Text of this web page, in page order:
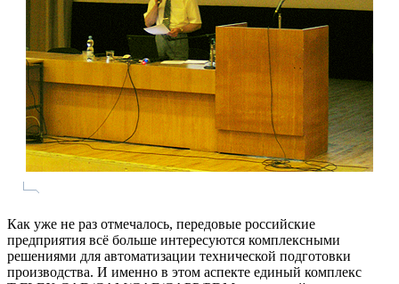
Как уже не раз отмечалось, передовые российские
предприятия всё больше интересуются комплексными
решениями для автоматизации технической подготовки
производства. И именно в этом аспекте единый комплекс